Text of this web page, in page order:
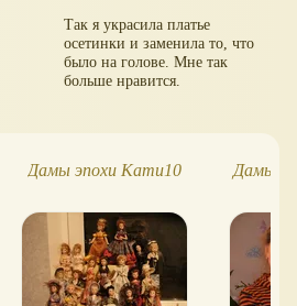
Так я украсила платье
осетинки и заменила то, что
было на голове. Мне так
больше нравится.
Дамы эпохи Кати10
Дамы